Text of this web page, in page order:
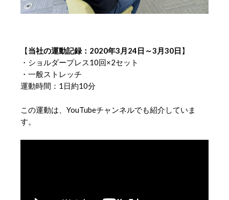
【当社の運動記録：2020年3月24日～3月30日 】
・ショルダープレス10回×2セット
・一般ストレッチ
運動時間：1日約10分
この運動は、YouTubeチャンネルでも紹介していま
す。